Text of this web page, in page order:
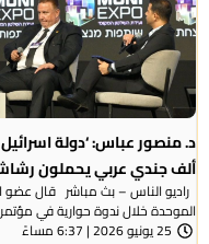
ألف جندي عربي يحملون رشاشات ‘ام 16‘ عائدون بها
راديو الناس – بث مباشر قال عضو
الموحدة خلال ندوة حوارية في
25 يونيو 2026 | 6:37 مساءً